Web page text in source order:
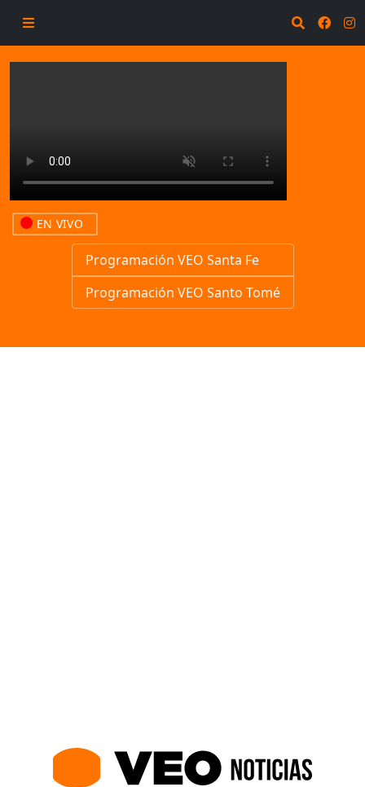
EN VIVO
Programación VEO Santa Fe
Programación VEO Santo Tomé